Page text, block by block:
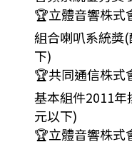
🏆立體音響株式
組合喇叭系統獎
下)
🏆共同通信株式
基本組件2011
元以下)
🏆立體音響株式